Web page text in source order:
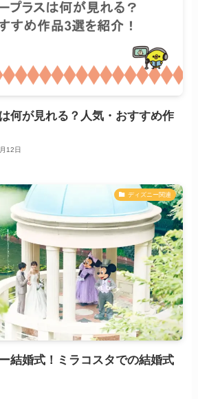
何が見れる？人気・おすすめ作
12日
ディズニー関連
結婚式！ミラコスタでの結婚式